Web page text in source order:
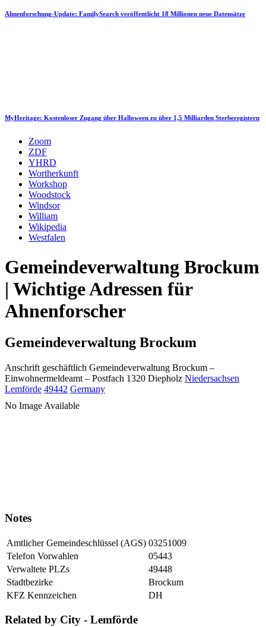
Ahnenforschung-Update: FamilySearch veröffentlicht 18 Millionen neue Datensätze
MyHeritage: Kostenloser Zugang über Halloween zu über 1,5 Milliarden Sterberegistern
Zoom
ZDF
YHRD
Wortherkunft
Workshop
Woodstock
Windsor
William
Wikipedia
Westfalen
Gemeindeverwaltung Brockum
| Wichtige Adressen für
Ahnenforscher
Gemeindeverwaltung Brockum
Anschrift geschäftlich Gemeindeverwaltung Brockum –
Einwohnermeldeamt – Postfach 1320 Diepholz Niedersachsen
Lemförde 49442 Germany
No Image Available
Notes
Amtlicher Gemeindeschlüssel (AGS) 03251009
Telefon Vorwahlen
05443
Verwaltete PLZs
49448
Stadtbezirke
Brockum
KFZ Kennzeichen
DH
Related by City - Lemförde